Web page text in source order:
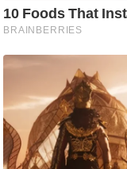
वि
श्ले
ष
स
सा
म